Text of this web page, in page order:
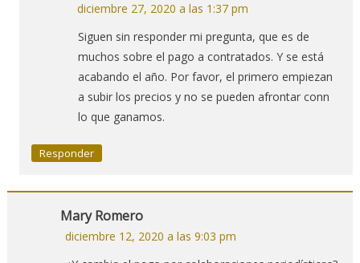
diciembre 27, 2020 a las 1:37 pm
Siguen sin responder mi pregunta, que es de
muchos sobre el pago a contratados. Y se está
acabando el año. Por favor, el primero empiezan
a subir los precios y no se pueden afrontar conn
lo que ganamos.
Responder
Mary Romero
diciembre 12, 2020 a las 9:03 pm